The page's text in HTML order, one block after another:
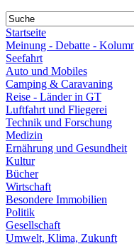
Startseite
Meinung - Debatte -
Seefahrt
Auto und Mobiles
Camping & Caravaning
Reise - Länder in GT
Luftfahrt und Fliegerei
Technik und Forschung
Medizin
Ernährung und Gesundheit
Kultur
Bücher
Wirtschaft
Besondere Immobilien
Politik
Gesellschaft
Umwelt, Klima, Zukunft